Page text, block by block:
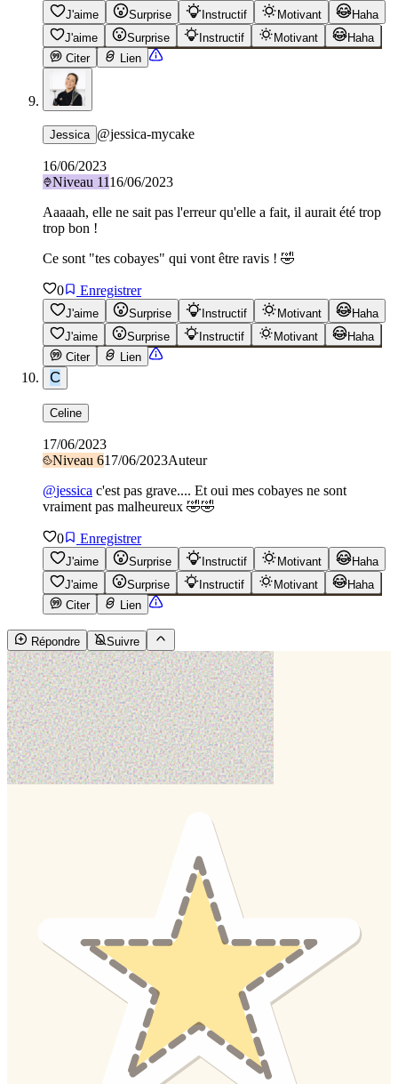
J'aime Surprise Instructif Motivant
Haha
J'aime
Surprise Instructif Motivant
Haha
Citer
Lien
Jessica @jessica-mycake
16/06/2023
Niveau 1116/06/2023
Aaaaah, elle ne sait pas l'erreur qu'elle a fait, il aurait été trop
trop bon !
Ce sont "tes cobayes" qui vont être ravis ! 🤣
0 Enregistrer
J'aime Surprise Instructif Motivant
Haha
J'aime
Surprise Instructif Motivant
Haha
Citer
Lien
C
Celine
17/06/2023
Niveau 617/06/2023Auteur
@jessica c'est pas grave.... Et oui mes cobayes ne sont
vraiment pas malheureux 🤣🤣
0 Enregistrer
J'aime Surprise Instructif Motivant
Haha
J'aime
Surprise Instructif Motivant
Haha
Citer
Lien
Répondre Suivre